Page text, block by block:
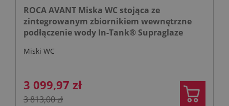
ROCA AVANT Miska WC stojąca ze
zintegrowanym zbiornikiem wewnętrzne
podłączenie wody In-Tank® Supraglaze
Miski WC
3 099,97 zł
3 813,00 zł